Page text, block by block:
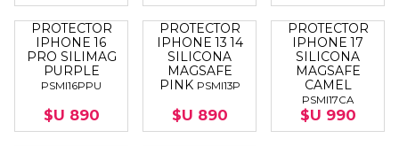
PROTECTOR
IPHONE 16
PRO SILIMAG
PURPLE
PSMI16PPU
$U 890
PROTECTOR
IPHONE 13 14
SILICONA
MAGSAFE
PINK PSMI13P
$U 890
PROTECTOR
IPHONE 17
SILICONA
MAGSAFE
CAMEL
PSMI17CA
$U 990